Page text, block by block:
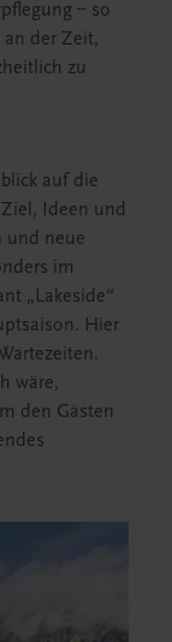
– so
an der Zeit,
zu
auf die
Ideen und
und neue
im
„Lakeside“
Hier
wäre,
den Gästen